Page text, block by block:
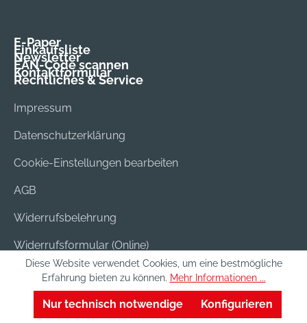
E-Paper
Einkaufsliste
Newsletter
EAN-Code scannen
Kontaktformular
Rechtliches & Service
Impressum
Datenschutzerklärung
Cookie-Einstellungen bearbeiten
AGB
Widerrufsbelehrung
Widerrufsformular (Online)
Versand & Bezahlung
Batterieentsorgung
Diese Website verwendet Cookies, um eine bestmögliche
Erfahrung bieten zu können. Mehr Informationen ...
Nur technisch notwendige Konfigurieren